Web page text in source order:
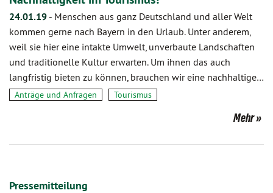
24.01.19 - Menschen aus ganz Deutschland und aller Welt
kommen gerne nach Bayern in den Urlaub. Unter anderem,
weil sie hier eine intakte Umwelt, unverbaute Landschaften
und traditionelle Kultur erwarten. Um ihnen das auch
langfristig bieten zu können, brauchen wir eine nachhaltige…
Anträge und Anfragen Tourismus
Mehr
Pressemitteilung